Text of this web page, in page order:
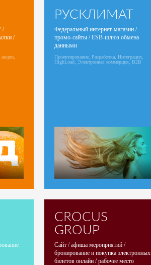
/
/
РУСКЛИМАТ
Федеральный интернет-магазин /
промо-сайты / ESB-шлюз обмена
данными
Проектирование, Разработка, Интеграция,
HighLoad, Электронная коммерция, B2B
CROCUS
GROUP
Сайт / афиша мероприятий /
бронирование и покупка электронных
билетов онлайн / рабочее место